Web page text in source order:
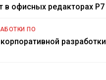
в офисных редакторах Р7
ПО
разработки